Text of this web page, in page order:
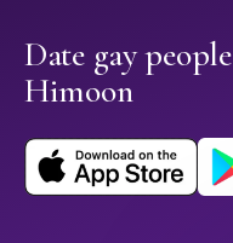
Date gay
Himoon